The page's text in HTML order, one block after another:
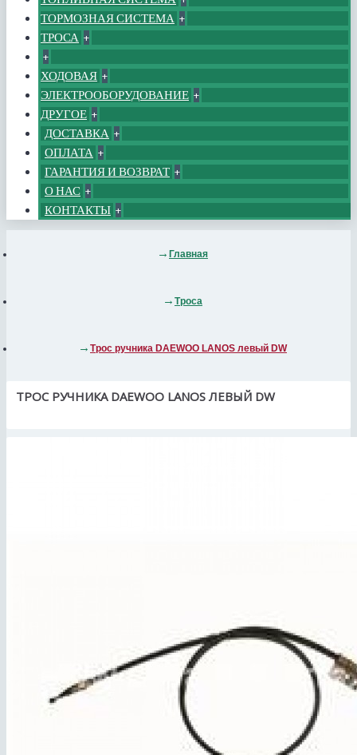
ТОРМОЗНАЯ СИСТЕМА +
ТРОСА +
+
ХОДОВАЯ +
ЭЛЕКТРООБОРУДОВАНИЕ +
ДРУГОЕ +
ДОСТАВКА +
ОПЛАТА +
ГАРАНТИЯ И ВОЗВРАТ +
О НАС +
КОНТАКТЫ +
Главная
Троса
Трос ручника DAEWOO LANOS левый DW
ТРОС РУЧНИКА DAEWOO LANOS ЛЕВЫЙ DW